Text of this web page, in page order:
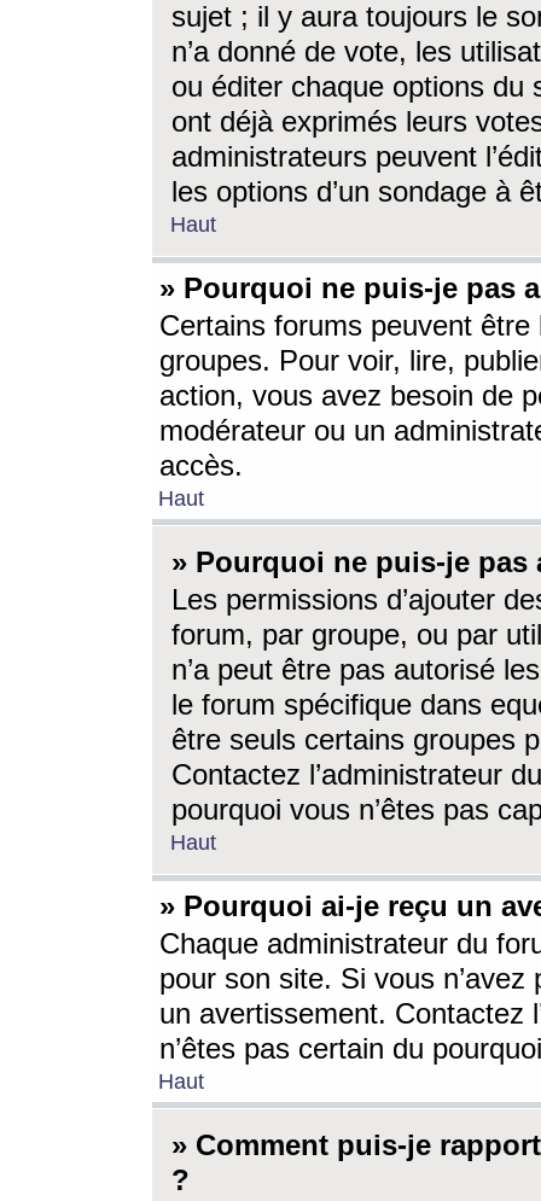
sujet ; il y aura toujours le
n’a donné de vote, les
ou éditer chaque options du
ont déjà exprimés leurs
administrateurs peuvent
les options d’un sondage à
Haut
» Pourquoi ne puis-je pas
Certains forums peuvent être
groupes. Pour voir, lire,
action, vous avez besoin de
modérateur ou un
accès.
Haut
» Pourquoi ne puis-je
Les permissions d’ajouter
forum, par groupe, ou par
n’a peut être pas autorisé
le forum spécifique dans
être seuls certains groupes
Contactez l’administrateur
pourquoi vous n’êtes pas
Haut
» Pourquoi ai-je reçu un
Chaque administrateur du
pour son site. Si vous
un avertissement. Contactez
n’êtes pas certain du
Haut
» Comment puis-je
?